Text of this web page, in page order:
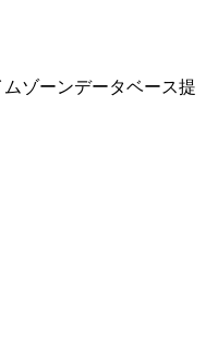
ムゾーンデータベース提